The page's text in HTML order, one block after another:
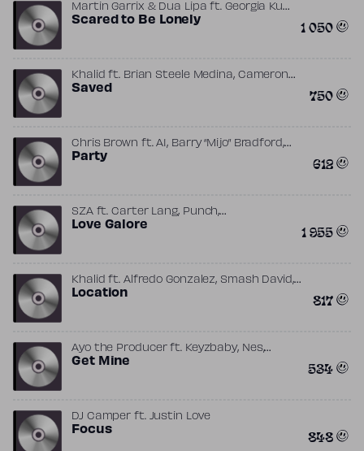
Martin Garrix & Dua Lipa ft.Georgia Ku,
Giorgio Tuinfort, Kyle Shearer
Scared to Be Lonely 1 050
Khalid ft. Brian Steele Medina, Cameron
Hale,OZ
Saved 750
Chris Brown ft.A1, Barry “Mijo” Bradford,
Barry Bradford
Party 612
SZAft.Carter Lang, Punch,
THANKGOD4CODY
Love Galore 1 955
Khalid ft. Alfredo Gonzalez, Smash David,
Syk Sense
Location 817
Ayo the Producerft. Keyzbaby, Nes,
Smash David
Get Mine 534
DJ Camper ft. Justin Love
Focus 848